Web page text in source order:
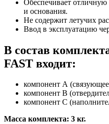
Обеспечивает отличную
и основания.
Не содержит летучих
Ввод в эксплуатацию
В состав
FAST входит:
компонент А
компонент В
компонент С
Масса комплекта: 3 кг.